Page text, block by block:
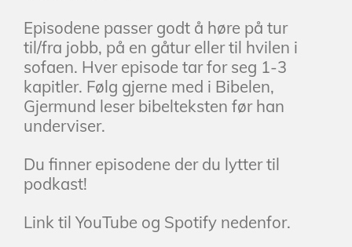
Episodene passer godt å høre på tur
til/fra jobb, på en gåtur eller til hvilen i
sofaen. Hver episode tar for seg 1-3
kapitler. Følg gjerne med i Bibelen,
Gjermund leser bibelteksten før han
underviser.
Du finner episodene der du lytter til
podkast!
Link til YouTube og Spotify nedenfor.